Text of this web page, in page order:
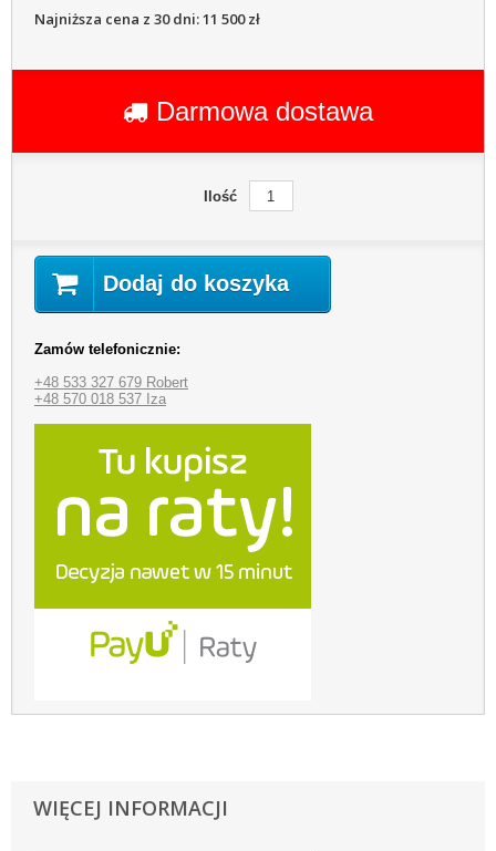
Najniższa cena z 30 dni: 11 500 zł
Darmowa dostawa
Ilość
Dodaj do koszyka
Zamów telefonicznie:
+48 533 327 679 Robert
+48 570 018 537 Iza
WIĘCEJ INFORMACJI